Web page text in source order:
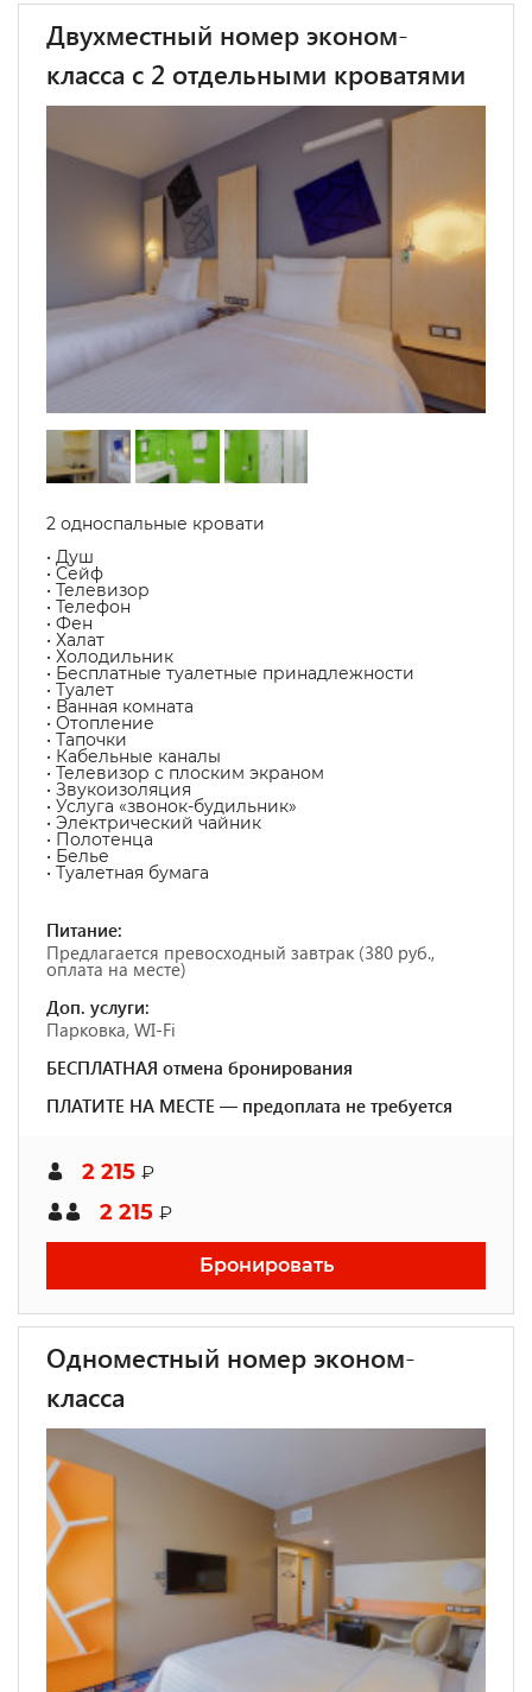
Двухместный номер эконом-
класса с 2 отдельными кроватями
2 односпальные кровати
• Душ
• Сейф
• Телевизор
• Телефон
• Фен
• Халат
• Холодильник
• Бесплатные туалетные принадлежности
• Туалет
• Ванная комната
• Отопление
• Тапочки
• Кабельные каналы
• Телевизор с плоским экраном
• Звукоизоляция
• Услуга «звонок-будильник»
• Электрический чайник
• Полотенца
• Белье
• Туалетная бумага
Питание:
Предлагается превосходный завтрак (380 руб.,
оплата на месте)
Доп. услуги:
Парковка, WI-Fi
БЕСПЛАТНАЯ отмена бронирования
ПЛАТИТЕ НА МЕСТЕ — предоплата не требуется
2 215 ₽
2 215 ₽
Бронировать
Одноместный номер эконом-
класса